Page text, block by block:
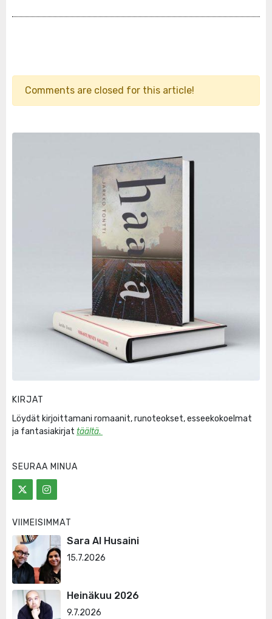
Comments are closed for this article!
KIRJAT
Löydät kirjoittamani romaanit, runoteokset, esseekokoelmat
ja fantasiakirjat täältä.
SEURAA MINUA
VIIMEISIMMÄT
Sara Al Husaini
15.7.2026
Heinäkuu 2026
9.7.2026